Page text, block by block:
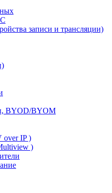
записи и трансляции)
BYOD/BYOM
over IP )
)